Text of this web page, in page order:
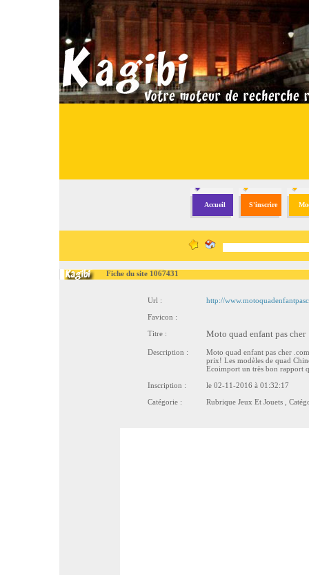
Accueil S'inscrire
Fiche du site 1067431
Url :
http://
Favicon :
Titre :
Moto quad enfant pas cher
Description :
Moto quad enfant pas cher
prix! Les modèles de quad
Ecoimport un très bon rapport
Inscription :
le 02-11-2016 à 01:32:17
Catégorie :
Rubrique Jeux Et Jouets,